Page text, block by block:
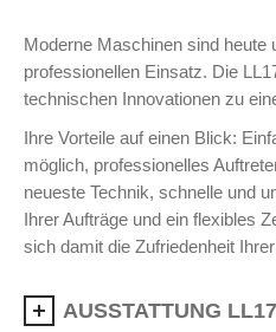
Moderne Maschinen sind heute
professionellen Einsatz. Die
technischen Innovationen zu
Ihre Vorteile auf einen Blick:
möglich, professionelles
neueste Technik, schnelle und
Ihrer Aufträge und ein flexibles
sich damit die Zufriedenheit
AUSSTATTUNG